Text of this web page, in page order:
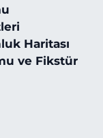
Haritası
ve Fikstür